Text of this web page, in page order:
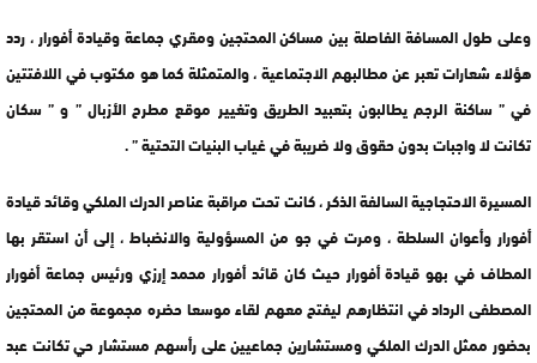
وعلى طول المسافة الفاصلة بين مساكن المحتجين ومقري جماعة وقيادة أفورار ، ردد
هؤلاء شعارات تعبر عن مطالبهم الاجتماعية ، والمتمثلة كما هو مكتوب في اللافتتين
في ” ساكنة الرجم يطالبون بتعبيد الطريق وتغيير موقع مطرح الأزبال ” و ” سكان
تكانت لا واجبات بدون حقوق ولا ضريبة في غياب البنيات التحتية ” .
المسيرة الاحتجاجية السالفة الذكر ، كانت تحت مراقبة عناصر الدرك الملكي وقائد قيادة
أفورار وأعوان السلطة ، ومرت في جو من المسؤولية والانضباط ، إلى أن استقر بها
المطاف في بهو قيادة أفورار حيث كان قائد أفورار محمد إرزي ورئيس جماعة أفورار
المصطفى الرداد في انتظارهم ليفتح معهم لقاء موسعا حضره مجموعة من المحتجين
بحضور ممثل الدرك الملكي ومستشارين جماعيين على رأسهم مستشار حي تكانت عبد